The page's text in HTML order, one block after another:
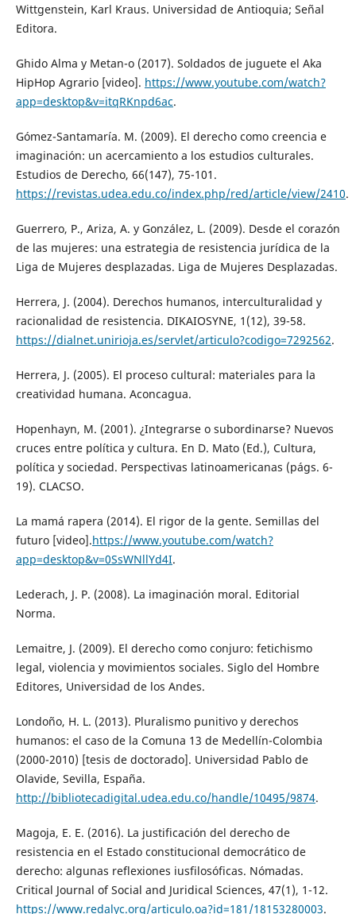
Wittgenstein, Karl Kraus. Universidad de Antioquia; Señal
Editora.
Ghido Alma y Metan-o (2017). Soldados de juguete el Aka
HipHop Agrario [video]. https://www.youtube.com/watch?
app=desktop&v=itqRKnpd6ac.
Gómez-Santamaría. M. (2009). El derecho como creencia e
imaginación: un acercamiento a los estudios culturales.
Estudios de Derecho, 66(147), 75-101.
https://revistas.udea.edu.co/index.php/red/article/view/2410.
Guerrero, P., Ariza, A. y González, L. (2009). Desde el corazón
de las mujeres: una estrategia de resistencia jurídica de la
Liga de Mujeres desplazadas. Liga de Mujeres Desplazadas.
Herrera, J. (2004). Derechos humanos, interculturalidad y
racionalidad de resistencia. DIKAIOSYNE, 1(12), 39-58.
https://dialnet.unirioja.es/servlet/articulo?codigo=7292562.
Herrera, J. (2005). El proceso cultural: materiales para la
creatividad humana. Aconcagua.
Hopenhayn, M. (2001). ¿Integrarse o subordinarse? Nuevos
cruces entre política y cultura. En D. Mato (Ed.), Cultura,
política y sociedad. Perspectivas latinoamericanas (págs. 6-
19). CLACSO.
La mamá rapera (2014). El rigor de la gente. Semillas del
futuro [video].https://www.youtube.com/watch?
app=desktop&v=0SsWNllYd4I.
Lederach, J. P. (2008). La imaginación moral. Editorial
Norma.
Lemaitre, J. (2009). El derecho como conjuro: fetichismo
legal, violencia y movimientos sociales. Siglo del Hombre
Editores, Universidad de los Andes.
Londoño, H. L. (2013). Pluralismo punitivo y derechos
humanos: el caso de la Comuna 13 de Medellín-Colombia
(2000-2010) [tesis de doctorado]. Universidad Pablo de
Olavide, Sevilla, España.
http://bibliotecadigital.udea.edu.co/handle/10495/9874.
Magoja, E. E. (2016). La justificación del derecho de
resistencia en el Estado constitucional democrático de
derecho: algunas reflexiones iusfilosóficas. Nómadas.
Critical Journal of Social and Juridical Sciences, 47(1), 1-12.
https://www.redalyc.org/articulo.oa?id=181/18153280003.